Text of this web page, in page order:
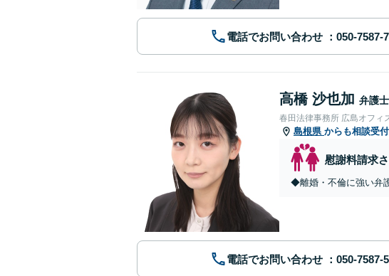
電話でお問い合わせ
高橋 沙也加 弁護士
春田法律事務所 広島オフィ
島根県 からも相談受
慰謝料請求
◆離婚・不倫に強い弁
電話でお問い合わせ